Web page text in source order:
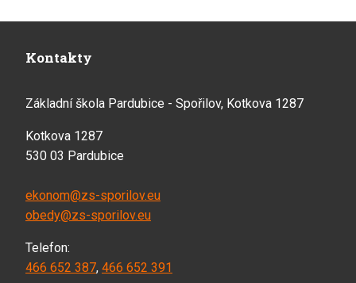
Kontakty
Základní škola Pardubice - Spořilov, Kotkova 1287
Kotkova 1287
530 03 Pardubice
ekonom@zs-sporilov.eu
obedy@zs-sporilov.eu
Telefon:
466 652 387, 466 652 391